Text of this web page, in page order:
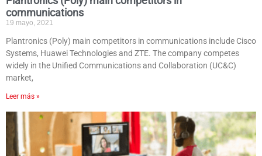
communications
19 mayo, 2021
Plantronics (Poly) main competitors in communications include Cisco
Systems, Huawei Technologies and ZTE. The company competes
widely in the Unified Communications and Collaboration (UC&C)
market,
Leer más »